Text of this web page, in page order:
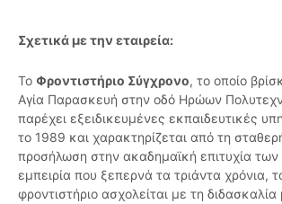
Σχετικά με την εταιρεία:
Το Φροντιστήριο Σύγχρονο, το οποίο
Αγία Παρασκευή στην οδό Ηρώων
παρέχει εξειδικευμένες εκπαιδευτικές
το 1989 και χαρακτηρίζεται από τη
προσήλωση στην ακαδημαϊκή επιτυχία
εμπειρία που ξεπερνά τα τριάντα χρόνια,
φροντιστήριο ασχολείται με τη